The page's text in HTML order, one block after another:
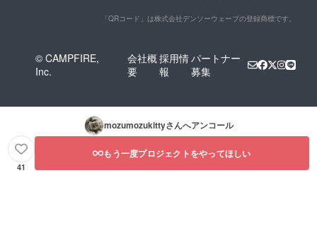
「QRコード」は株式会社デンソーウェーブの登録商標です。
© CAMPFIRE,
Inc.
会社概
要
採用情
報
パートナー
募集
mozumozukittyさんへアンコール
41
もう一度プロジェクトをやってほしい